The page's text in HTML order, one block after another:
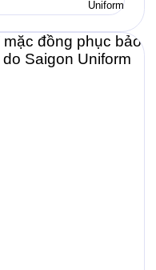
gặp 6.1. Vải […]